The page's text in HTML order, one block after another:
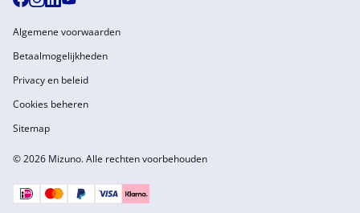
© 2026 Mizuno. Alle rechten voorbehouden
Algemene voorwaarden
Betaalmogelijkheden
Privacy en beleid
Cookies beheren
Sitemap